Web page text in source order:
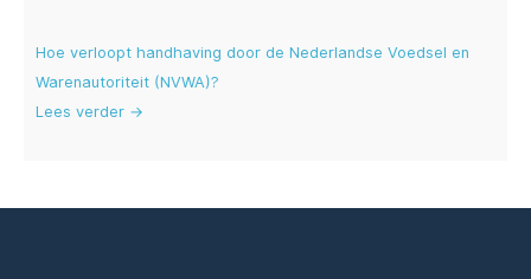
Hoe verloopt handhaving door de Nederlandse Voedsel en
Warenautoriteit (NVWA)?
Lees verder →